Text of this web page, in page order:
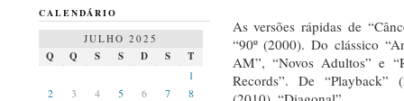
As versões rápidas de
“90º (2000). Do clássico
AM”, “Novos Adultos” e
Records”. De “Playback”
CALENDÁRIO
JULHO 2025
Q Q S S D S
T
1
2
3 4 5 6 7
8